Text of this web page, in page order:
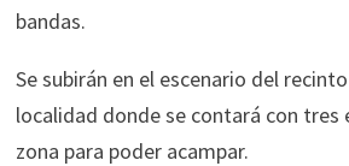
bandas.
Se subirán en el escenario del
localidad donde se contará con tres
zona para poder acampar.